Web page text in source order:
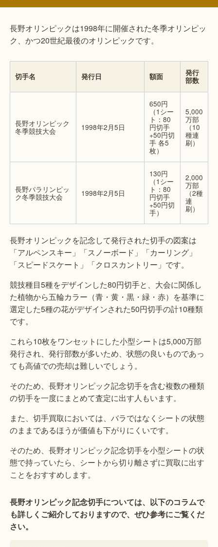
長野オリンピックは1998年に開催された冬季オリンピッ
ク、かつ20世紀最後のオリンピックです。
切手名 発行日 額面
発行
部数
長野オリンピック
冬季競技大会
1998年2月5日
650円
（1シー
ト：80
円切手
+50円切
手 各5
枚）
5,000
万部
（10
種連
刷）
長野パラリンピッ
ク冬季競技大会
1998年2月5日
130円
（1シー
ト：80
円切手
+50円切
手）
2,000
万部
（2種
連
刷）
長野オリンピックを記念して発行された切手の図案は
「アルペンスキー」「スノーボード」「カーリング」
「スピードスケート」「クロスカントリー」です。
競技種目5種をデザインした80円切手と、大会に関係し
た植物から五輪カラー（青・黄・黒・緑・赤）を基準に
選定した5種の花がデザインされた50円切手の計10種類
です。
これら10枚をワンセットにした小型シートは5,000万部
発行され、発行部数が多いため、状態の良いものであっ
ても高値での売却は難しいでしょう。
そのため、長野オリンピック記念切手を含む複数の種類
の切手を一度にまとめて査定に出す人もいます。
また、切手買取においては、バラではなくシートの状態
のままであるほうが価値も下がりにくいです。
そのため、長野オリンピック記念切手を小型シートの状
態で持っていたら、シートから切り離さずに買取に出す
ことをおすすめします。
長野オリンピック記念切手については、以下のコラムで
も詳しくご紹介しておりますので、ぜひ参考にご覧くだ
さい。